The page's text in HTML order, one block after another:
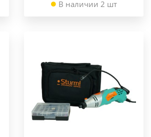
В наличии 2 шт